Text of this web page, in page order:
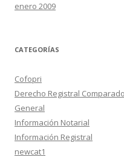
enero 2009
CATEGORÍAS
Cofopri
Derecho Registral Comparado
General
Información Notarial
Información Registral
newcat1